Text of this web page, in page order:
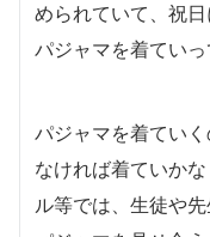
められていて、祝
パジャマを着ていっ
パジャマを着てい
なければ着ていか
ル等では、生徒や